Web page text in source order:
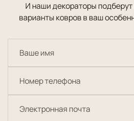
И наши декораторы
варианты ковров в ваш